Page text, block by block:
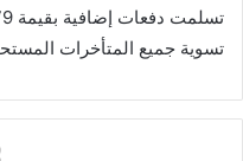
تسوية جميع المتأخرات